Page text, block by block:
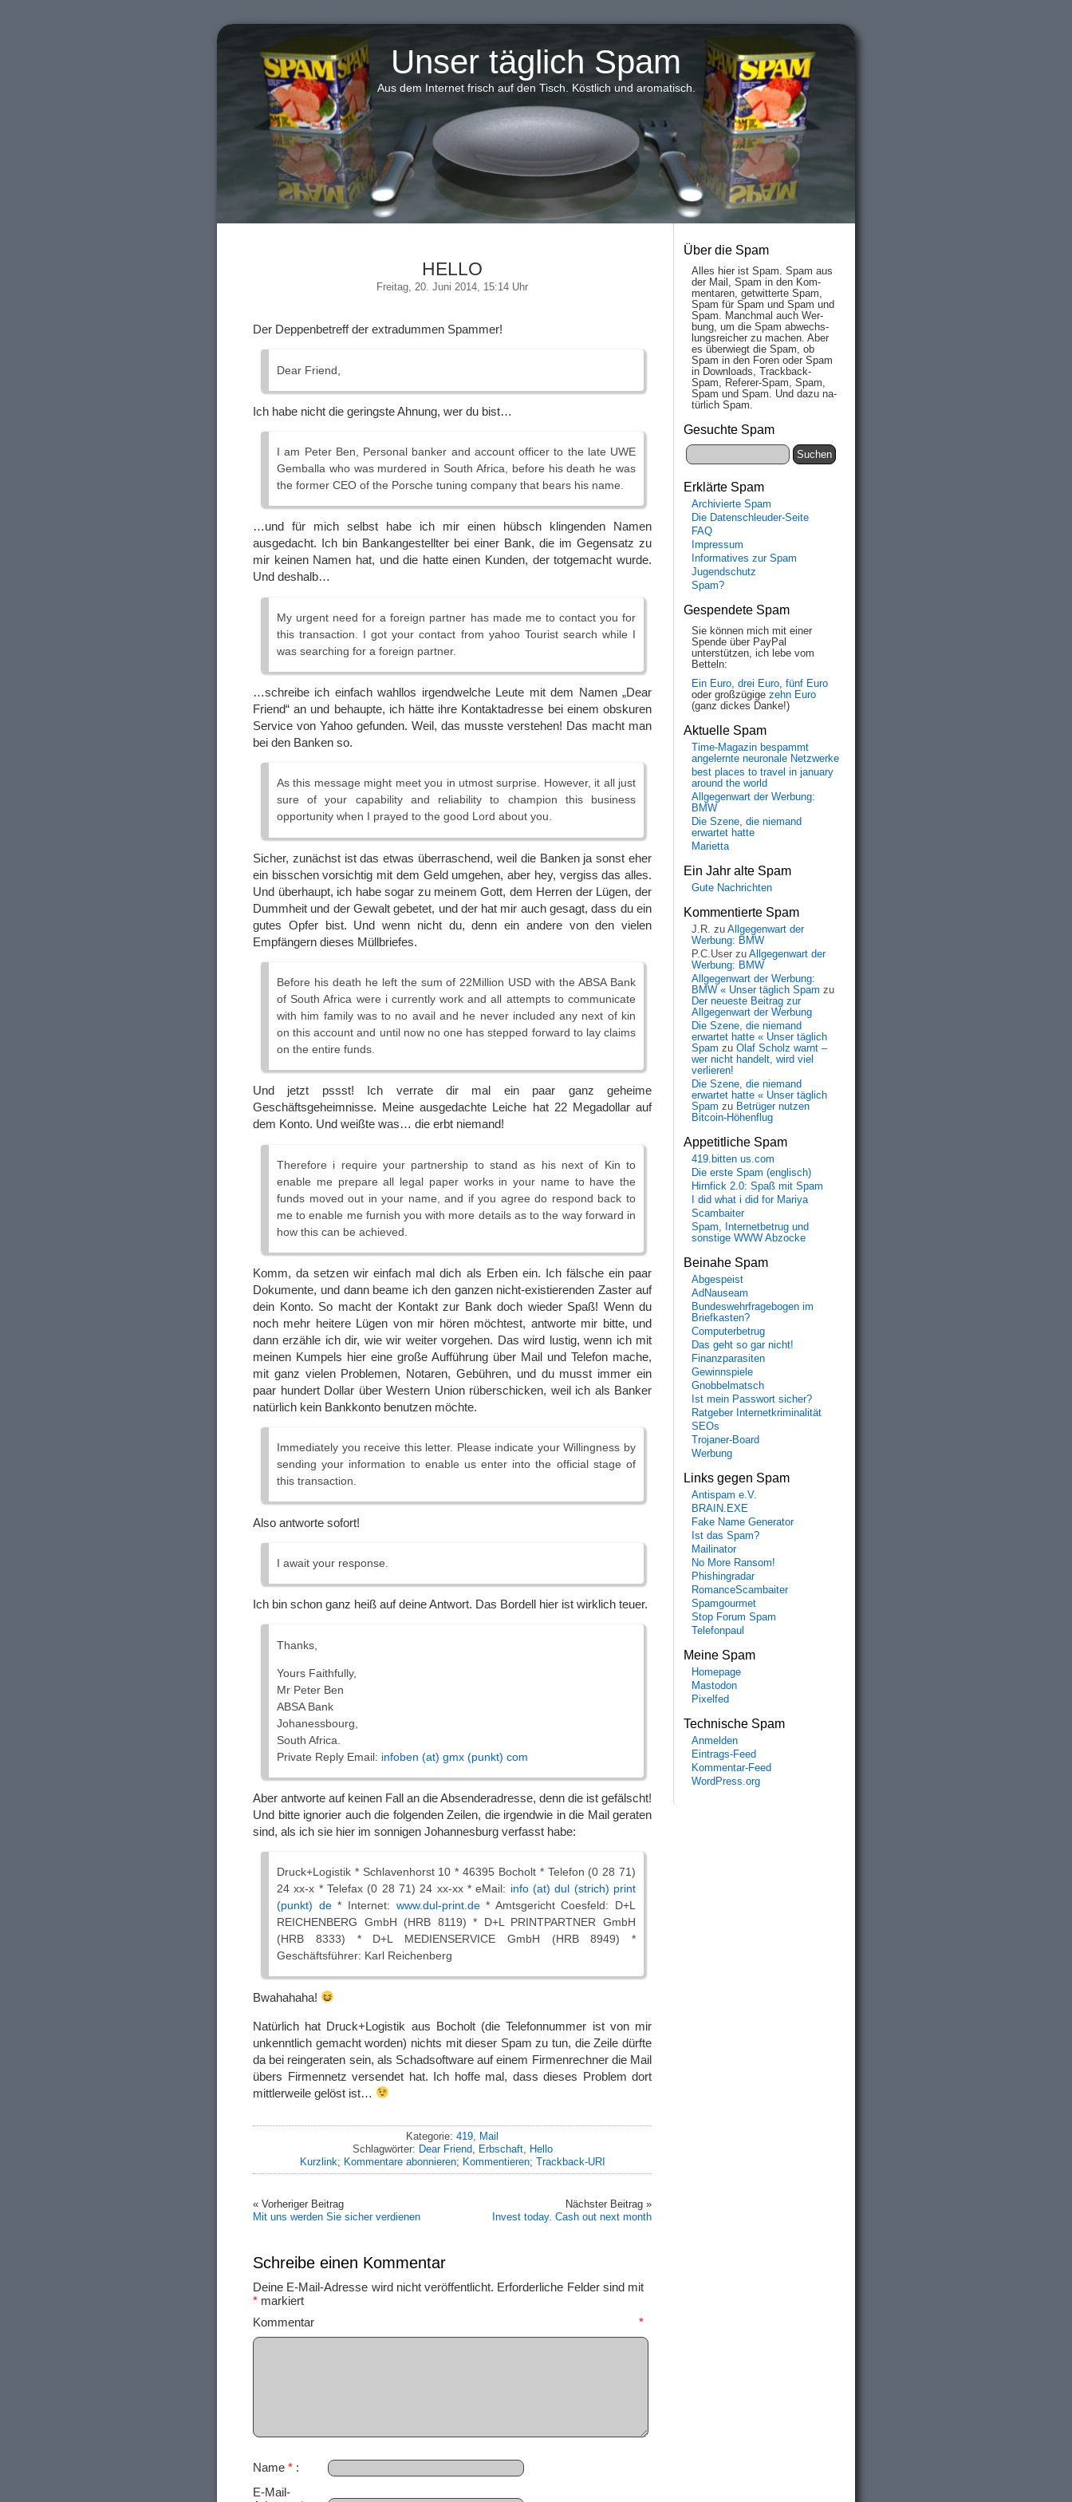
Unser täglich Spam
Aus dem Internet frisch auf den Tisch. Köstlich und aromatisch.
HELLO
Freitag, 20. Juni 2014, 15:14 Uhr
Der Deppenbetreff der extradummen Spammer!
Dear Friend,
Ich habe nicht die geringste Ahnung, wer du bist…
I am Peter Ben, Personal banker and account officer to the late UWE
Gemballa who was murdered in South Africa, before his death he was
the former CEO of the Porsche tuning company that bears his name.
…und für mich selbst habe ich mir einen hübsch klingenden Namen
ausgedacht. Ich bin Bankangestellter bei einer Bank, die im Gegensatz zu
mir keinen Namen hat, und die hatte einen Kunden, der totgemacht wurde.
Und deshalb…
My urgent need for a foreign partner has made me to contact you for
this transaction. I got your contact from yahoo Tourist search while I
was searching for a foreign partner.
…schreibe ich einfach wahllos irgendwelche Leute mit dem Namen „Dear
Friend“ an und behaupte, ich hätte ihre Kontaktadresse bei einem obskuren
Service von Yahoo gefunden. Weil, das musste verstehen! Das macht man
bei den Banken so.
As this message might meet you in utmost surprise. However, it all just
sure of your capability and reliability to champion this business
opportunity when I prayed to the good Lord about you.
Sicher, zunächst ist das etwas überraschend, weil die Banken ja sonst eher
ein bisschen vorsichtig mit dem Geld umgehen, aber hey, vergiss das alles.
Und überhaupt, ich habe sogar zu meinem Gott, dem Herren der Lügen, der
Dummheit und der Gewalt gebetet, und der hat mir auch gesagt, dass du ein
gutes Opfer bist. Und wenn nicht du, denn ein andere von den vielen
Empfängern dieses Müllbriefes.
Before his death he left the sum of 22Million USD with the ABSA Bank
of South Africa were i currently work and all attempts to communicate
with him family was to no avail and he never included any next of kin
on this account and until now no one has stepped forward to lay claims
on the entire funds.
Und jetzt pssst! Ich verrate dir mal ein paar ganz geheime
Geschäftsgeheimnisse. Meine ausgedachte Leiche hat 22 Megadollar auf
dem Konto. Und weißte was… die erbt niemand!
Therefore i require your partnership to stand as his next of Kin to
enable me prepare all legal paper works in your name to have the
funds moved out in your name, and if you agree do respond back to
me to enable me furnish you with more details as to the way forward in
how this can be achieved.
Komm, da setzen wir einfach mal dich als Erben ein. Ich fälsche ein paar
Dokumente, und dann beame ich den ganzen nicht-existierenden Zaster auf
dein Konto. So macht der Kontakt zur Bank doch wieder Spaß! Wenn du
noch mehr heitere Lügen von mir hören möchtest, antworte mir bitte, und
dann erzähle ich dir, wie wir weiter vorgehen. Das wird lustig, wenn ich mit
meinen Kumpels hier eine große Aufführung über Mail und Telefon mache,
mit ganz vielen Problemen, Notaren, Gebühren, und du musst immer ein
paar hundert Dollar über Western Union rüberschicken, weil ich als Banker
natürlich kein Bankkonto benutzen möchte.
Immediately you receive this letter. Please indicate your Willingness by
sending your information to enable us enter into the official stage of
this transaction.
Also antworte sofort!
I await your response.
Ich bin schon ganz heiß auf deine Antwort. Das Bordell hier ist wirklich teuer.
Thanks,
Yours Faithfully,
Mr Peter Ben
ABSA Bank
Johanessbourg,
South Africa.
Private Reply Email: infoben (at) gmx (punkt) com
Aber antworte auf keinen Fall an die Absenderadresse, denn die ist gefälscht!
Und bitte ignorier auch die folgenden Zeilen, die irgendwie in die Mail geraten
sind, als ich sie hier im sonnigen Johannesburg verfasst habe:
Druck+Logistik * Schlavenhorst 10 * 46395 Bocholt * Telefon (0 28 71)
24 xx-x * Telefax (0 28 71) 24 xx-xx * eMail: info (at) dul (strich) print
(punkt) de* Internet: www.dul-print.de* Amtsgericht Coesfeld: D+L
REICHENBERG GmbH (HRB 8119) * D+L PRINTPARTNER GmbH
(HRB 8333) * D+L MEDIENSERVICE GmbH (HRB 8949) *
Geschäftsführer: Karl Reichenberg
Bwahahaha!
Natürlich hat Druck+Logistik aus Bocholt (die Telefonnummer ist von mir
unkenntlich gemacht worden) nichts mit dieser Spam zu tun, die Zeile dürfte
da bei reingeraten sein, als Schadsoftware auf einem Firmenrechner die Mail
übers Firmennetz versendet hat. Ich hoffe mal, dass dieses Problem dort
mittlerweile gelöst ist…
Kategorie: 419
Mail
Schlagwörter: Dear Friend Erbschaft,
Hello
Kurzlink; Kommentare abonnieren; Kommentieren; Trackback-URI
« Vorheriger Beitrag
Mit uns werden Sie sicher verdienen
Nächster Beitrag »
Invest today. Cash out next month
Schreibe einen Kommentar
Deine E-Mail-Adresse wird nicht veröffentlicht. Erforderliche Felder sind mit
* markiert
Kommentar *
Name *
E-Mail-
Über die Spam
Alles hier ist Spam. Spam aus
der Mail, Spam in den Kom­
men­taren, ge­twit­ter­te Spam,
Spam für Spam und Spam und
Spam. Manch­mal auch Wer­
bung, um die Spam ab­wechs­
lungs­reich­er zu mach­en. Aber
es über­wiegt die Spam, ob
Spam in den Fo­ren oder Spam
in Down­loads, Track­back-
Spam, Re­fe­rer-Spam, Spam,
Spam und Spam. Und da­zu na­
tür­lich Spam.
Gesuchte Spam
Erklärte Spam
Archivierte Spam
Die Datenschleuder-Seite
FAQ
Impressum
Informatives zur Spam
Jugendschutz
Spam?
Gespendete Spam
Sie können mich mit einer
Spende über PayPal
unterstützen, ich lebe vom
Betteln:
Ein Euro, drei Euro, fünf Euro
oder großzügige zehn Euro
(ganz dickes Danke!)
Aktuelle Spam
Time-Magazin bespammt
angelernte neuronale Netzwerke
best places to travel in january
around the world
Allgegenwart der Werbung:
BMW
Die Szene, die niemand
erwartet hatte
Marietta
Ein Jahr alte Spam
Gute Nachrichten
Kommentierte Spam
J.R. zu Allgegenwart der
Werbung: BMW
P.C.User zu Allgegenwart der
Werbung: BMW
Allgegenwart der Werbung:
BMW « Unser täglich Spam zu
Der neueste Beitrag zur
Allgegenwart der Werbung
Die Szene, die niemand
erwartet hatte « Unser täglich
Spam zu Olaf Scholz warnt –
wer nicht handelt, wird viel
verlieren!
Die Szene, die niemand
erwartet hatte « Unser täglich
Spam zu Betrüger nutzen
Bitcoin-Höhenflug
Appetitliche Spam
419.bitten us.com
Die erste Spam (englisch)
Hirnfick 2.0: Spaß mit Spam
I did what i did for Mariya
Scambaiter
Spam, Internetbetrug und
sonstige WWW Abzocke
Beinahe Spam
Abgespeist
AdNauseam
Bundeswehrfragebogen im
Briefkasten?
Computerbetrug
Das geht so gar nicht!
Finanzparasiten
Gewinnspiele
Gnobbelmatsch
Ist mein Passwort sicher?
Ratgeber Internetkriminalität
SEOs
Trojaner-Board
Werbung
Links gegen Spam
Antispam e.V.
BRAIN.EXE
Fake Name Generator
Ist das Spam?
Mailinator
No More Ransom!
Phishingradar
RomanceScambaiter
Spamgourmet
Stop Forum Spam
Telefonpaul
Meine Spam
Homepage
Mastodon
Pixelfed
Technische Spam
Anmelden
Eintrags-Feed
Kommentar-Feed
WordPress.org